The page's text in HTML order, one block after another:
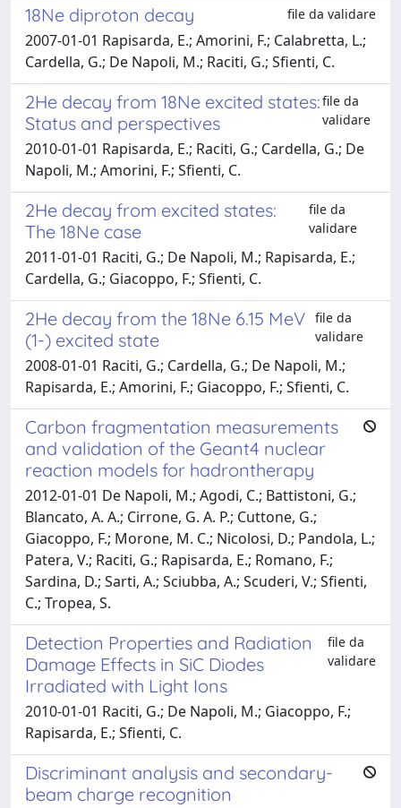
18Ne diproton decay file da validare
2007-01-01 Rapisarda, E.; Amorini, F.; Calabretta, L.;
Cardella, G.; De Napoli, M.; Raciti, G.; Sfienti, C.
2He decay from 18Ne excited states:
Status and perspectives
file da
validare
2010-01-01 Rapisarda, E.; Raciti, G.; Cardella, G.; De
Napoli, M.; Amorini, F.; Sfienti, C.
2He decay from excited states:
The 18Ne case
file da
validare
2011-01-01 Raciti, G.; De Napoli, M.; Rapisarda, E.;
Cardella, G.; Giacoppo, F.; Sfienti, C.
2He decay from the 18Ne 6.15 MeV
(1-) excited state
file da
validare
2008-01-01 Raciti, G.; Cardella, G.; De Napoli, M.;
Rapisarda, E.; Amorini, F.; Giacoppo, F.; Sfienti, C.
Carbon fragmentation measurements
and validation of the Geant4 nuclear
reaction models for hadrontherapy
2012-01-01 De Napoli, M.; Agodi, C.; Battistoni, G.;
Blancato, A. A.; Cirrone, G. A. P.; Cuttone, G.;
Giacoppo, F.; Morone, M. C.; Nicolosi, D.; Pandola, L.;
Patera, V.; Raciti, G.; Rapisarda, E.; Romano, F.;
Sardina, D.; Sarti, A.; Sciubba, A.; Scuderi, V.; Sfienti,
C.; Tropea, S.
Detection Properties and Radiation
Damage Effects in SiC Diodes
Irradiated with Light Ions
file da
validare
2010-01-01 Raciti, G.; De Napoli, M.; Giacoppo, F.;
Rapisarda, E.; Sfienti, C.
Discriminant analysis and secondary-
beam charge recognition